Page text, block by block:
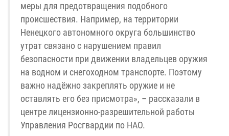
меры для предотвращения подобного
происшествия. Например, на территории
Ненецкого автономного округа большинство
утрат связано с нарушением правил
безопасности при движении владельцев оружия
на водном и снегоходном транспорте. Поэтому
важно надёжно закреплять оружие и не
оставлять его без присмотра», – рассказали в
центре лицензионно-разрешительной работы
Управления Росгвардии по НАО.